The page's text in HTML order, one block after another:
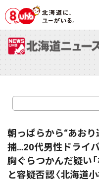
朝っぱらから“あお
捕…20代男性ドライ
胸ぐらつかんだ疑い
と容疑否認〈北海道小